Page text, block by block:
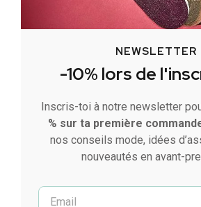
NEWSLETTER
-10% lors de
Inscris-toi à notre newsletter
% sur ta première
nos conseils mode, idées
nouveautés en avant-